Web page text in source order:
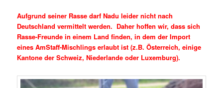
Aufgrund seiner Rasse darf Nadu leider nicht nach
Deutschland vermittelt werden. Daher hoffen wir, dass sich
Rasse-Freunde in einem Land finden, in dem der Import
eines AmStaff-Mischlings erlaubt ist (z.B. Österreich, einige
Kantone der Schweiz, Niederlande oder Luxemburg).